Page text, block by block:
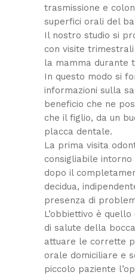
trasmissione e
superfici orali del
Il nostro studio si
con visite
la mamma durante
In questo modo si
informazioni sulla
beneficio che ne
che il figlio, da un
placca dentale.
La prima visita
consigliabile intorno
dopo il
decidua,
presenza di
L’obbiettivo è
di salute della
attuare le corrette
orale domiciliare e
piccolo paziente